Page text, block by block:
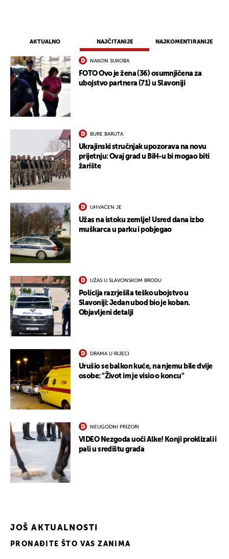
AKTUALNO NAJČITANIJE NAJKOMENTIRANIJE
NAKON SUKOBA
FOTO Ovo je žena (36) osumnjičena za
ubojstvo partnera (71) u Slavoniji
BURE BARUTA
Ukrajinski stručnjak upozorava na novu
prijetnju: Ovaj grad u BiH-u bi mogao biti
žarište
UHVAĆEN JE
Užas na istoku zemlje! Usred dana izbo
muškarca u parku i pobjegao
UŽAS U SLAVONSKOM BRODU
Policija razrješila teško ubojstvo u
Slavoniji: Jedan ubod bio je koban.
Objavljeni detalji
DRAMA U RIJECI
Urušio se balkon kuće, na njemu bile dvije
osobe: "Život im je visio o koncu"
NEUGODNI PRIZORI
VIDEO Nezgoda uoči Alke! Konji proklizali i
pali u središtu grada
JOŠ AKTUALNOSTI
PRONAĐITE ŠTO VAS ZANIMA